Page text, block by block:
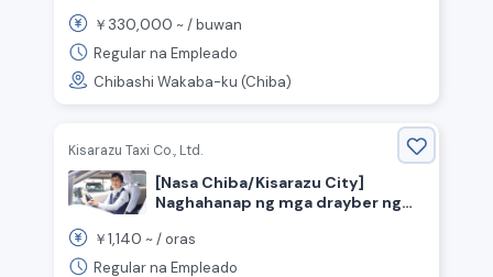
Walang karanasan, malugod na
tinatanggap!
￥ 330,000 ~ /buwan
Regular na Empleado
Chibashi Wakaba-ku (Chiba)
Kisarazu Taxi Co., Ltd.
[Nasa Chiba/Kisarazu City]
Naghahanap ng mga drayber ng
400,000 yen◆ Higit sa 100 taong
gulang na kompanya ng Kominato
￥1,140 ~ /oras
Regular na Empleado